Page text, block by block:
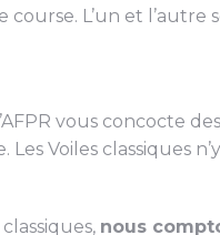
L’un et l’autre
vous concocte
Voiles classiques
nous